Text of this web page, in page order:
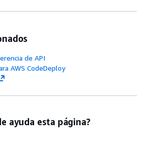
de API
AWS CodeDeploy
ayuda esta página?